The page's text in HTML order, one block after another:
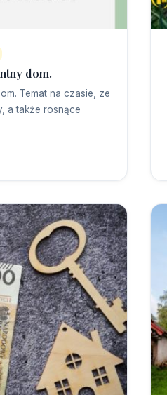
dom.
Temat na czasie, ze
a także rosnące